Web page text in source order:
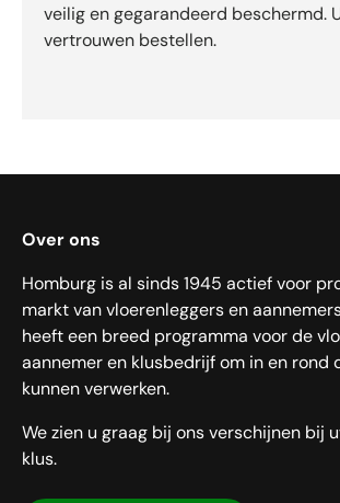
veilig en gegarandeerd beschermd.
vertrouwen bestellen.
Over ons
Homburg is al sinds 1945 actief voor
markt van vloerenleggers en
heeft een breed programma voor de
aannemer en klusbedrijf om in en rond
kunnen verwerken.
We zien u graag bij ons verschijnen bij
klus.